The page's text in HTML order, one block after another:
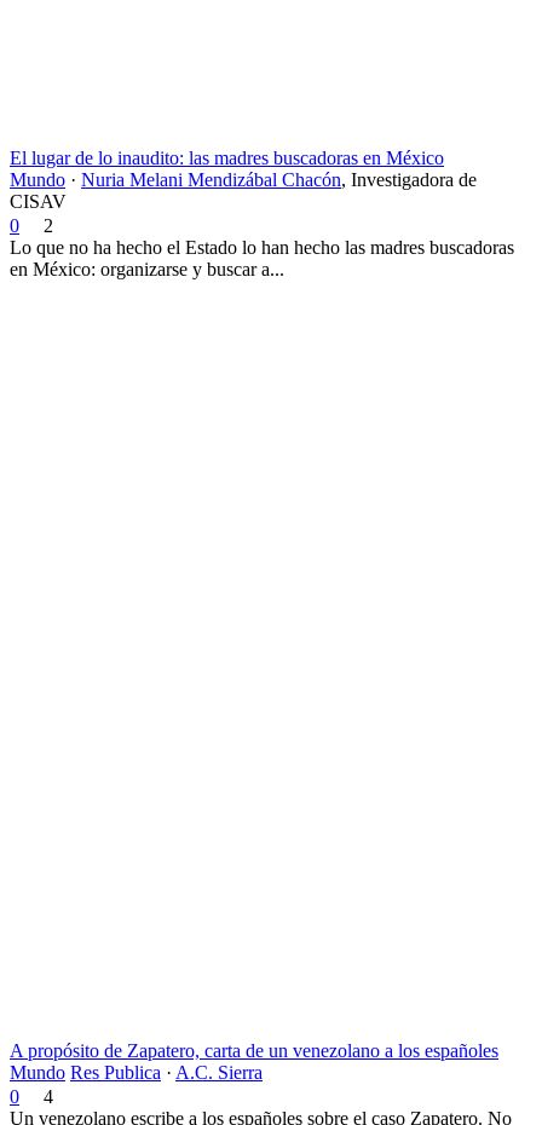
El lugar de lo inaudito: las madres buscadoras en México
Mundo · Nuria Melani Mendizábal Chacón, Investigadora de
CISAV
0
2
Lo que no ha hecho el Estado lo han hecho las madres buscadoras
en México: organizarse y buscar a...
A propósito de Zapatero, carta de un venezolano a los españoles
Mundo Res Publica · A.C. Sierra
0
4
Un venezolano escribe a los españoles sobre el caso Zapatero. No